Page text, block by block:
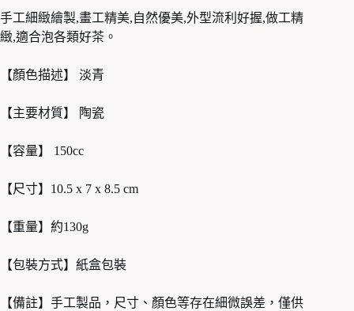
手工細緻繪製,畫工精美,自然優美,外型流利好握,做工精
緻,適合泡各類好茶。
【顏色描述】 淡青
【主要材質】 陶瓷
【容量】 150cc
【尺寸】10.5 x 7 x 8.5 cm
【重量】約130g
【包裝方式】紙盒包裝
【備註】手工製品，尺寸、顏色等存在細微誤差，僅供